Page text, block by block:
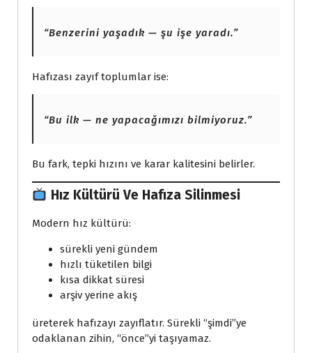
“Benzerini yaşadık — şu işe yaradı.”
Hafızası zayıf toplumlar ise:
“Bu ilk — ne yapacağımızı bilmiyoruz.”
Bu fark, tepki hızını ve karar kalitesini belirler.
Hız Kültürü Ve Hafıza Silinmesi
Modern hız kültürü:
sürekli yeni gündem
hızlı tüketilen bilgi
kısa dikkat süresi
arşiv yerine akış
üreterek hafızayı zayıflatır. Sürekli “şimdi”ye
odaklanan zihin, “önce”yi taşıyamaz.